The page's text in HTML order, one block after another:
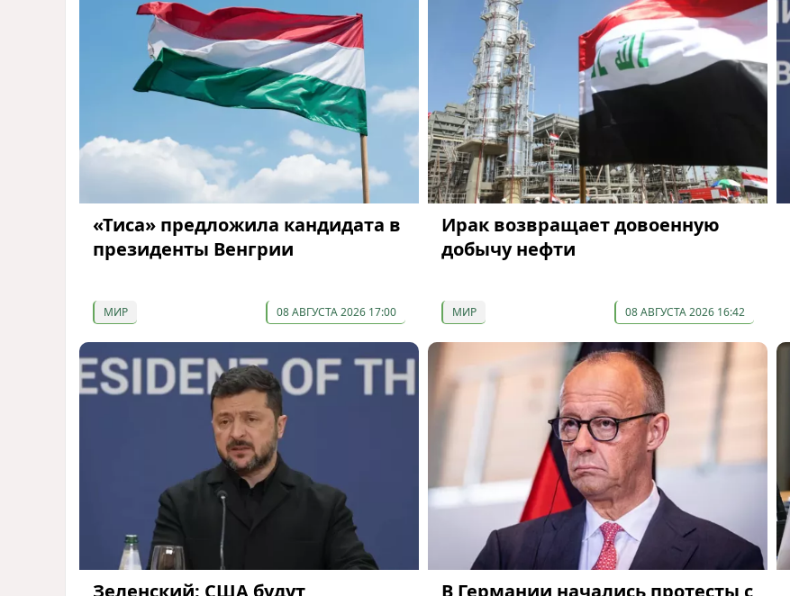
«Тиса» предложила кандидата в
президенты Венгрии
МИР 08 АВГУСТА 2026 17:00
Ирак возвращает довоенную
добычу нефти
МИР 08 АВГУСТА 2026 16:42
Зеленский: США будут В Германии начались протесты с